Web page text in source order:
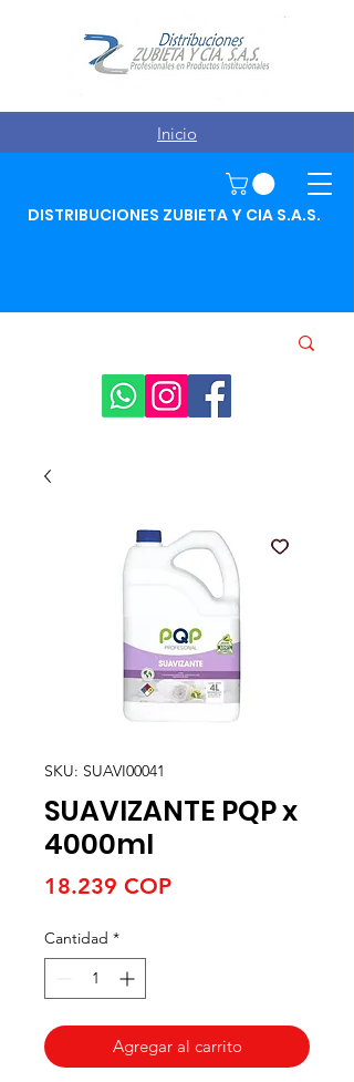
Inicio
DISTRIBUCIONES ZUBIETA Y CIA S.A.S.
SKU: SUAVI00041
SUAVIZANTE PQP x
4000ml
18.239 COPPrecio
Cantidad *
Agregar al carrito